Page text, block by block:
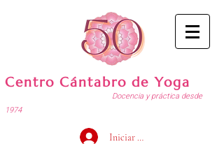
Centro Cántabro de Yoga
Docencia y práctica desde
1974
Iniciar sesión